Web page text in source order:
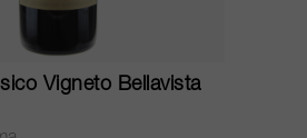
Vigneto Bellavista